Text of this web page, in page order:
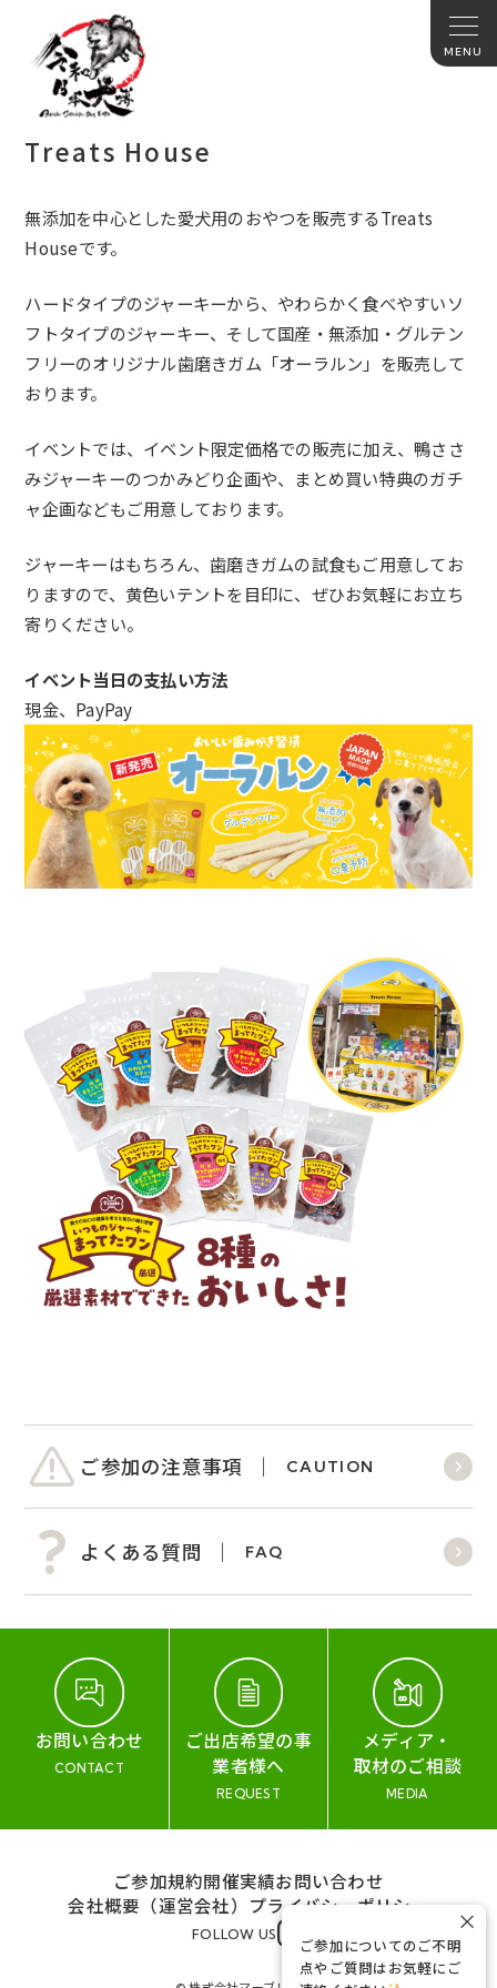
Treats House
無添加を中心とした愛犬用のおやつを販売するTreats
Houseです。
ハードタイプのジャーキーから、やわらかく食べやすいソ
フトタイプのジャーキー、そして国産・無添加・グルテン
フリーのオリジナル歯磨きガム「オーラルン」を販売して
おります。
イベントでは、イベント限定価格での販売に加え、鴨ささ
みジャーキーのつかみどり企画や、まとめ買い特典のガチ
ャ企画などもご用意しております。
ジャーキーはもちろん、歯磨きガムの試食もご用意してお
りますので、黄色いテントを目印に、ぜひお気軽にお立ち
寄りください。
イベント当日の支払い方法
現金、PayPay
ご参加の注意事項 CAUTION
よくある質問 FAQ
お問い合わせ
CONTACT
ご出店希望の事
業者様へ
REQUEST
メディア・
取材のご相談
MEDIA
ご参加規約開催実績お問い合わせ
会社概要（運営会社） プライバシーポリシー
FOLLOW US
ご参加についてのご不明
点やご質問はお気軽にご
×